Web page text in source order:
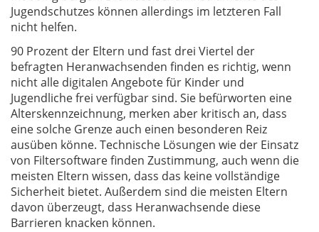
Jugendschutzes können allerdings im letzteren Fall
nicht helfen.
90 Prozent der Eltern und fast drei Viertel der
befragten Heranwachsenden finden es richtig, wenn
nicht alle digitalen Angebote für Kinder und
Jugendliche frei verfügbar sind. Sie befürworten eine
Alterskennzeichnung, merken aber kritisch an, dass
eine solche Grenze auch einen besonderen Reiz
ausüben könne. Technische Lösungen wie der Einsatz
von Filtersoftware finden Zustimmung, auch wenn die
meisten Eltern wissen, dass das keine vollständige
Sicherheit bietet. Außerdem sind die meisten Eltern
davon überzeugt, dass Heranwachsende diese
Barrieren knacken können.